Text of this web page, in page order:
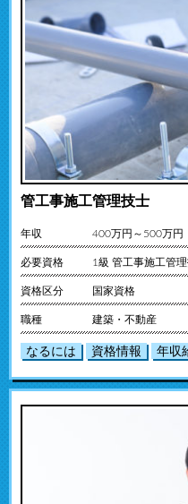
管工事施工管理技士
年収 400万円～500万円
必要資格 1級 管工事施工管
資格区分 国家資格
職種 建築・不動産
なるには 資格情報 年収